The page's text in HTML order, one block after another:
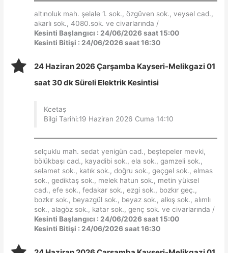
altınoluk mah. şelale 1. sok., özgüven sok., veysel cad.,
akarlı sok., 4080.sok. ve civarlarında /
Kesinti Başlangıcı : 24/06/2026 saat 15:00
Kesinti Bitişi : 24/06/2026 saat 16:30
24 Haziran 2026 Çarşamba Kayseri-Melikgazi 01
saat 30 dk Süreli Elektrik Kesintisi
Kcetaş
Bilgi Tarihi:19 Haziran 2026 Cuma 14:10
selçuklu mah. sedat yenigün cad., beştepeler mevki,
bölükbaşı cad., kayadibi sok., ela sok., gamzeli sok.,
selamet sok., katık sok., doğru sok., geçgel sok., elmas
sok., gediktaş sok., melek hatun sok., metin yüksel
cad., efe sok., fedakar sok., ezgi sok., bozkır geç.,
bozkır sok., beyazgül sok., beyaz sok., alkış sok., alımlı
sok., alagöz sok., katar sok., genç sok. ve civarlarında /
Kesinti Başlangıcı : 24/06/2026 saat 15:00
Kesinti Bitişi : 24/06/2026 saat 16:30